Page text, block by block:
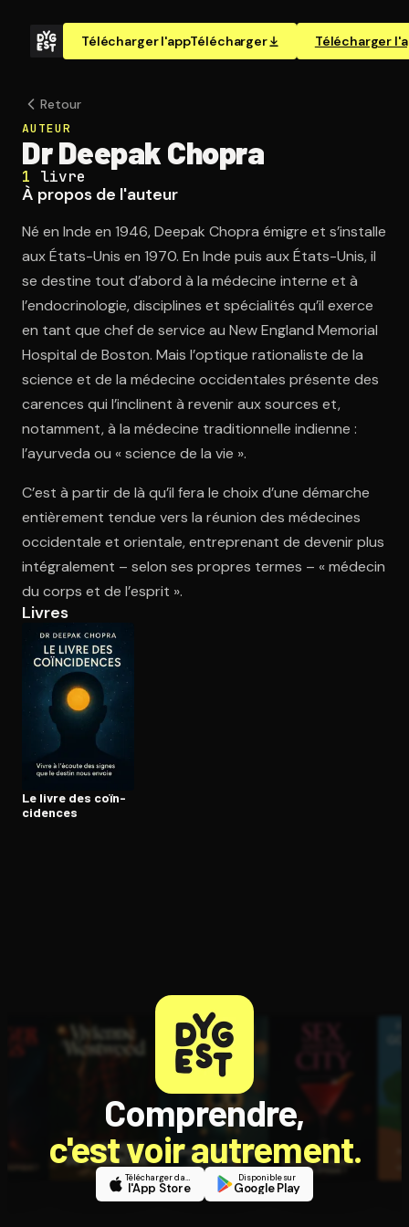
Télécharger l'appTélécharger Télécharger
Retour
AUTEUR
Dr Deepak Chopra
1 livre
À propos de l'auteur
Né en Inde en 1946, Deepak Chopra émigre et s’installe
aux États-Unis en 1970. En Inde puis aux États-Unis, il
se destine tout d’abord à la médecine interne et à
l’endocrinologie, disciplines et spécialités qu’il exerce
en tant que chef de service au New England Memorial
Hospital de Boston. Mais l’optique rationaliste de la
science et de la médecine occidentales présente des
carences qui l’inclinent à revenir aux sources et,
notamment, à la médecine traditionnelle indienne :
l’ayurveda ou « science de la vie ».
C’est à partir de là qu’il fera le choix d’une démarche
entièrement tendue vers la réunion des médecines
occidentale et orientale, entreprenant de devenir plus
intégralement – selon ses propres termes – « médecin
du corps et de l’esprit ».
Livres
Le livre des coïn­
ci­dences
Comprendre,
c'est voir autrement.
Télécharger dans
l'App Store
Disponible sur
Google Play